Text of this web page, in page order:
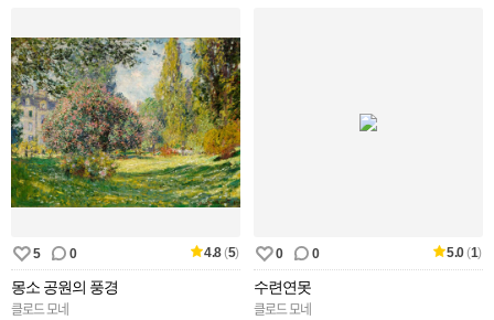
5 0 4.8(5)
몽소 공원의 풍경
클로드 모네
0 0 5.0(1)
수련연못
클로드 모네